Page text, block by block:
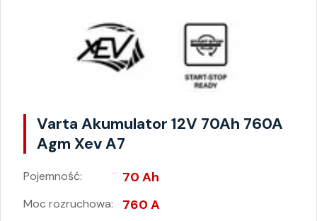
Varta Akumulator 12V 70Ah 760A
Agm Xev A7
Pojemność: 70 Ah
Moc rozruchowa: 760 A